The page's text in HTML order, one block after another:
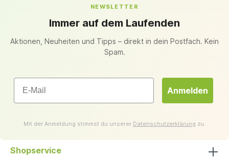
NEWSLETTER
Immer auf dem Laufenden
Aktionen, Neuheiten und Tipps – direkt in dein Postfach. Kein
Spam.
Email
Anmelden
Mit der Anmeldung stimmst du unserer Datenschutzerklärung zu.
Shopservice